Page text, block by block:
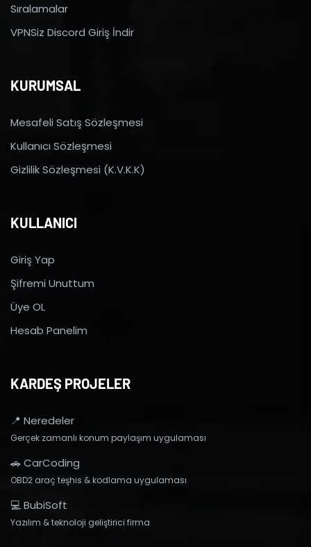
Sıralamalar
VPNSiz Discord Giriş İndir
KURUMSAL
Mesafeli Satış Sözleşmesi
Kullanıcı Sözleşmesi
Gizlilik Sözleşmesi (K.V.K.K)
KULLANICI
Giriş Yap
Şifremi Unuttum
Üye OL
Hesab Panelim
KARDEŞ PROJELER
📍 Neredeler
Gerçek zamanlı konum paylaşım uygulaması
🚗 CarCoding
OBD2 araç teşhis & kodlama uygulaması
💻 BubiSoft
Yazılım & teknoloji geliştirici firma